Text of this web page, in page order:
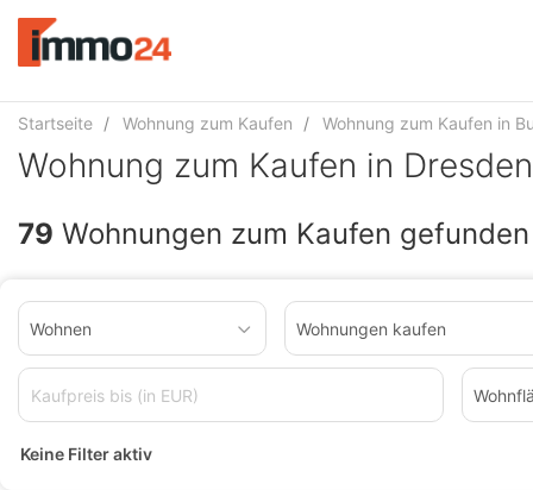
Accessibility
Modus
aktivieren
Navigation
Inhalt
Startseite Wohnung zum Kaufen Wohnung zum Kaufen in
Wohnung zum Kaufen in Dresden
79 Wohnungen zum Kaufen gefunden
Wohnen Wohnungen kaufen
Keine Filter aktiv